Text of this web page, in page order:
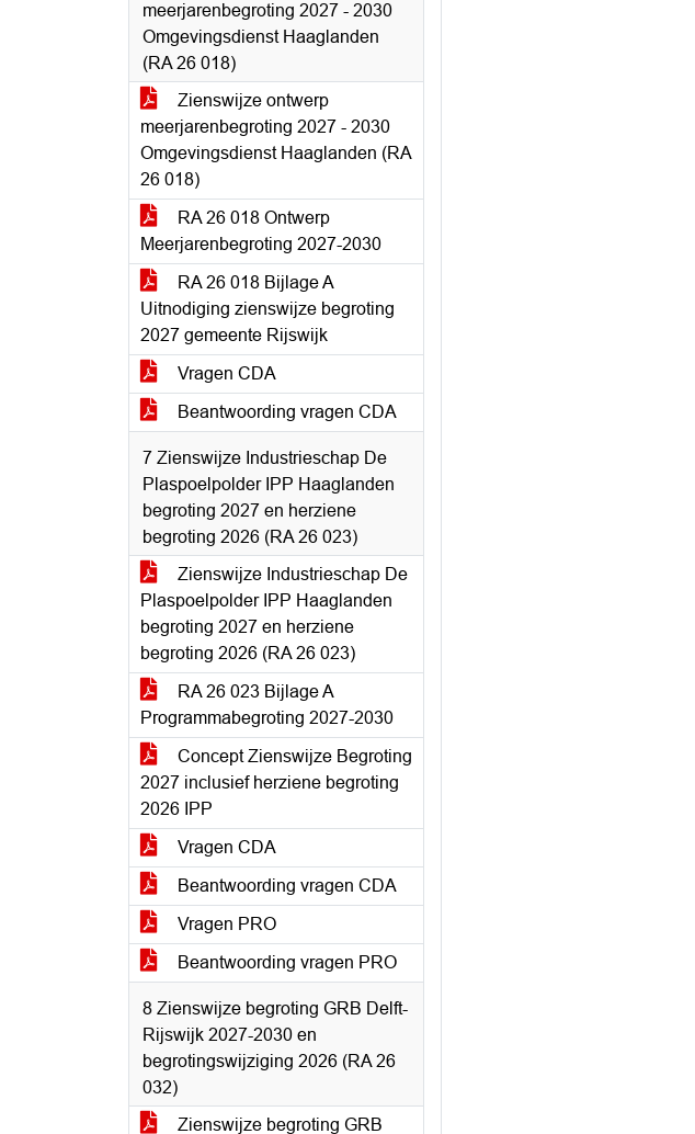
meerjarenbegroting 2027 - 2030
Omgevingsdienst Haaglanden
(RA 26 018)
Zienswijze ontwerp
meerjarenbegroting 2027 - 2030
Omgevingsdienst Haaglanden (RA
26 018)
RA 26 018 Ontwerp
Meerjarenbegroting 2027-2030
RA 26 018 Bijlage A
Uitnodiging zienswijze begroting
2027 gemeente Rijswijk
Vragen CDA
Beantwoording vragen CDA
7 Zienswijze Industrieschap De
Plaspoelpolder IPP Haaglanden
begroting 2027 en herziene
begroting 2026 (RA 26 023)
Zienswijze Industrieschap De
Plaspoelpolder IPP Haaglanden
begroting 2027 en herziene
begroting 2026 (RA 26 023)
RA 26 023 Bijlage A
Programmabegroting 2027-2030
Concept Zienswijze Begroting
2027 inclusief herziene begroting
2026 IPP
Vragen CDA
Beantwoording vragen CDA
Vragen PRO
Beantwoording vragen PRO
8 Zienswijze begroting GRB Delft-
Rijswijk 2027-2030 en
begrotingswijziging 2026 (RA 26
032)
Zienswijze begroting GRB